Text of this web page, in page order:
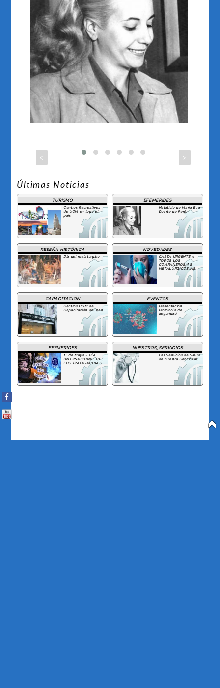
< >
Últimas Noticias
TURISMO
Centros Recreativos
de UOM en todo el
país
EFEMERIDES
Natalicio de María Eva
Duarte de Perón
RESEÑA HISTÓRICA
Día del metalúrgico
NOVEDADES
CARTA URGENTE A
TODOS LOS
COMPAÑEROS/AS
METALÚRGICOS/AS
CAPACITACION
Centros UOM de
Capacitación del país
EVENTOS
Presentación
Protocolo de
Seguridad
EFEMERIDES
1º de Mayo - DÍA
INTERNACIONAL DE
LOS TRABAJADORES
NUESTROS_SERVICIOS
Los Servicios de Salud
de nuestra Seccional